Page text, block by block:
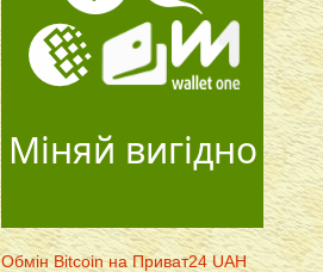
Міняй вигідно
Обмін Bitcoin на Приват24 UAH